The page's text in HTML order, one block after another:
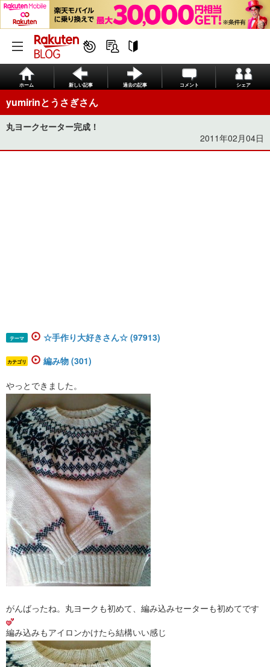
ホーム 新しい記事 過去の記事 コメント シェア
yumirinとうさぎさん
丸ヨークセーター完成！
2011年02月04日
テーマ ☆手作り大好きさん☆ (97913)
カテゴリ 編み物 (301)
やっとできました。
がんばったね。丸ヨークも初めて、編み込みセーターも初めてです
編み込みもアイロンかけたら結構いい感じ